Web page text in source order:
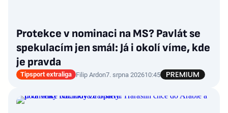
Protekce v nominaci na MS? Pavlát se
spekulacím jen smál: Já i okolí víme, kde
je pravda
Tipsport extraliga Filip Ardon7. srpna 202610:45